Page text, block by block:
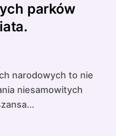
parków
niesamowitych